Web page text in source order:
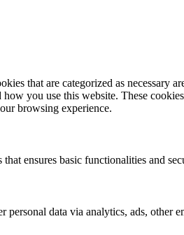
that are categorized as necessary
you use this website. These
browsing experience.
ensures basic functionalities and
data via analytics, ads, other